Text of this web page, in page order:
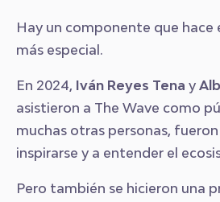
Hay un componente que
más especial.
En 2024, Iván Reyes Tena y
asistieron a The Wave como
muchas otras personas,
inspirarse y a entender el
Pero también se hicieron una